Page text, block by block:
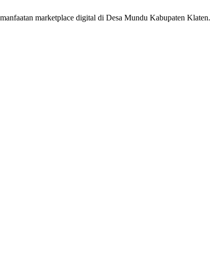
marketplace digital di Desa Mundu Kabupaten Klaten.